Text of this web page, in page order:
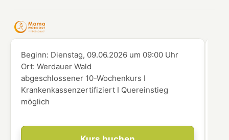
Beginn: Dienstag, 09.06.2026 um 09:00 Uhr
Ort:Werdauer Wald
abgeschlossener 10-Wochenkurs I
Krankenkassenzertifiziert I Quereinstieg
möglich